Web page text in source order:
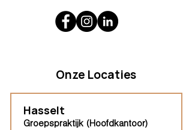
Onze Locaties
Hasselt
Groepspraktijk (Hoofdkantoor)